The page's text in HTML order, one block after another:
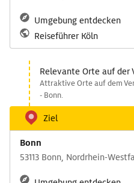
Umgebung entdecken
Reiseführer Köln
Relevante Orte auf der
Attraktive Orte auf dem
- Bonn.
Ziel
Bonn
53113 Bonn, Nordrhein-